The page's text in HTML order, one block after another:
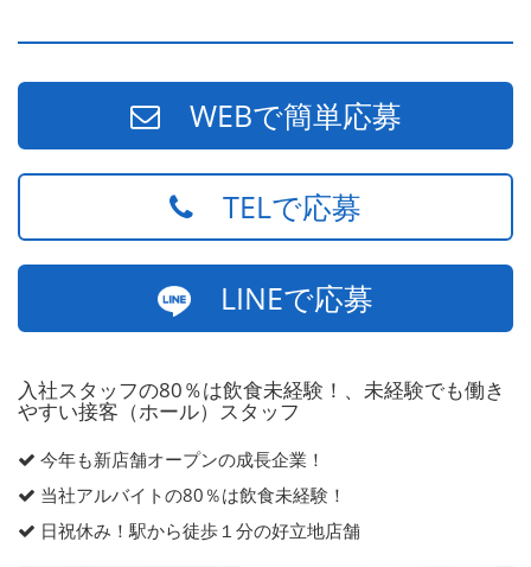
WEBで簡単応募
TELで応募
LINEで応募
入社スタッフの80％は飲食未経験！、未経験でも働き
やすい接客（ホール）スタッフ
今年も新店舗オープンの成長企業！
当社アルバイトの80％は飲食未経験！
日祝休み！駅から徒歩１分の好立地店舗